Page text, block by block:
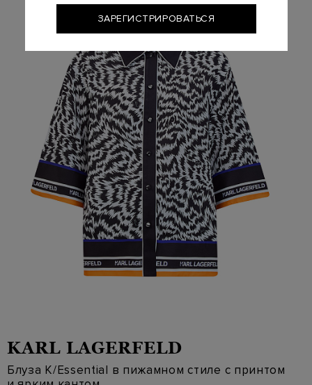
KARL LAGERFELD
Блуза K/Essential в пижамном стиле с принтом
ЗАРЕГИСТРИРОВАТЬСЯ